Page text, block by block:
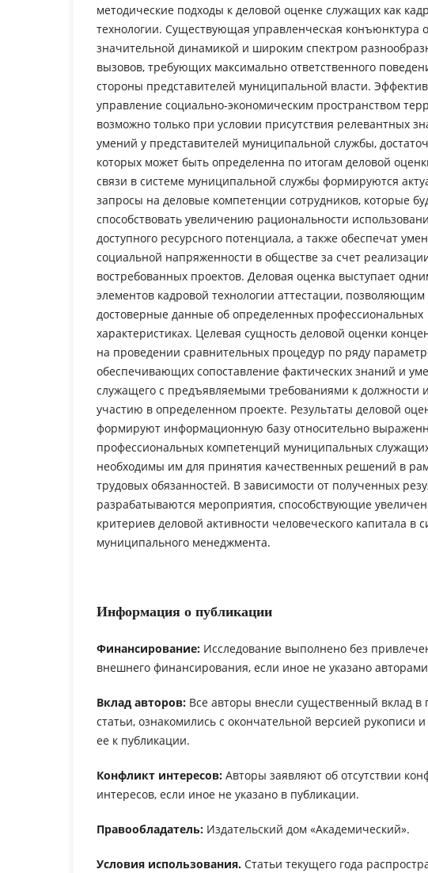
методические подходы к деловой оценке служащих как
технологии. Существующая управленческая конъюнктура
значительной динамикой и широким спектром
вызовов, требующих максимально ответственного
стороны представителей муниципальной власти.
управление социально-экономическим пространством
возможно только при условии присутствия релевантных
умений у представителей муниципальной службы,
которых может быть определенна по итогам деловой
связи в системе муниципальной службы формируются
запросы на деловые компетенции сотрудников, которые
способствовать увеличению рациональности
доступного ресурсного потенциала, а также обеспечат
социальной напряженности в обществе за счет
востребованных проектов. Деловая оценка выступает
элементов кадровой технологии аттестации, позволяющим
достоверные данные об определенных профессиональных
характеристиках. Целевая сущность деловой оценки
на проведении сравнительных процедур по ряду
обеспечивающих сопоставление фактических знаний и
служащего с предъявляемыми требованиями к должности
участию в определенном проекте. Результаты деловой
формируют информационную базу относительно
профессиональных компетенций муниципальных
необходимы им для принятия качественных решений в
трудовых обязанностей. В зависимости от полученных
разрабатываются мероприятия, способствующие
критериев деловой активности человеческого капитала в
муниципального менеджмента.
Информация о публикации
Финансирование: Исследование выполнено без
внешнего финансирования, если иное не указано
Вклад авторов: Все авторы внесли существенный вклад в
статьи, ознакомились с окончательной версией рукописи
ее к публикации.
Конфликт интересов: Авторы заявляют об отсутствии
интересов, если иное не указано в публикации.
Правообладатель: Издательский дом «Академический».
Условия использования. Статьи текущего года